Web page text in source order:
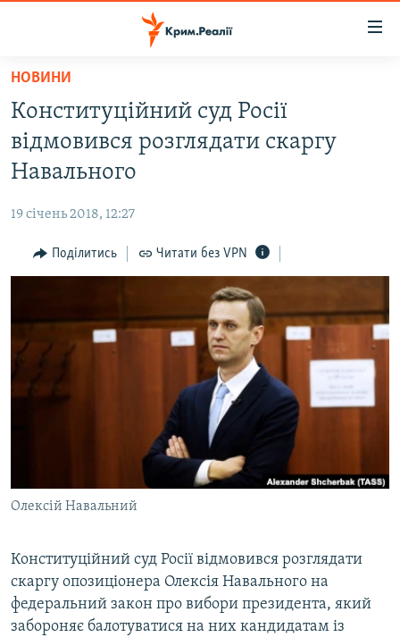
Перейти
основного
матеріалу
Перейти
до
основної
Перейти
до
ВІДЕО ТА ФОТО
БЛОГИ
ПОГЛЯД
ВСЕ ЗА ДЕНЬ
СПЕЦПРОЕКТИ
ДЕПОРТАЦІЯ
УКРАЇНСЬКА ПРОБЛЕМА КРИМУ
ІНФОГРАФІКА
ЯК ОБІЙТИ БЛОКУВАННЯ
ДОЛУЧАЙСЯ!
Усі сайти RFE/RL
НОВИНИ
Конституційний суд Росії
відмовився розглядати скаргу
Навального
19 січень 2018, 12:27
Поділитись Читати без VPN
Олексій Навальний
Конституційний суд Росії відмовився розглядати
скаргу опозиціонера Олексія Навального на
федеральний закон про вибори президента, який
забороняє балотуватися на них кандидатам із